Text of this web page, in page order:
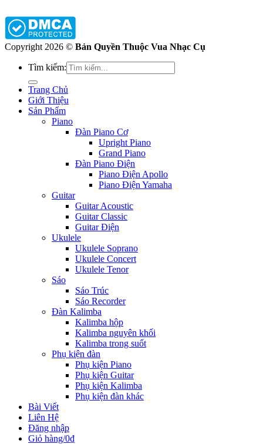
Copyright 2026 © Bản Quyền Thuộc Vua Nhạc Cụ
Tìm kiếm:
Trang Chủ
Giới Thiệu
Sản Phẩm
Piano
Đàn Piano Cơ
Upright Piano
Grand Piano
Đàn Piano Điện
Piano Điện Apollo
Piano Điện Yamaha
Guitar
Guitar Acoustic
Guitar Classic
Guitar Điện
Ukulele
Ukulele Soprano
Ukulele Concert
Ukulele Tenor
Sáo
Sáo Trúc
Sáo Recorder
Đàn Kalimba
Kalimba hộp
Kalimba nguyên khối
Kalimba trong suốt
Phụ kiện đàn
Phụ kiện Piano
Phụ kiện Guitar
Phụ kiện Kalimba
Phụ kiện đàn khác
Bài Viết
Liên Hệ
Đăng nhập
Giỏ hàng/0₫